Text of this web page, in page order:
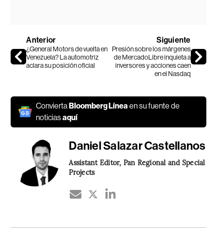
Anterior
¿General Motors de vuelta en
Venezuela? La automotriz
aclara su posición oficial
Siguiente
Presión sobre los márgenes
de MercadoLibre inquieta a
inversores y acciones caen
en el Nasdaq
ConviertaBloomberg Línea en su fuente de
noticiasaquí
Daniel Salazar Castellanos
Assistant Editor, Pan Regional and Special
Projects